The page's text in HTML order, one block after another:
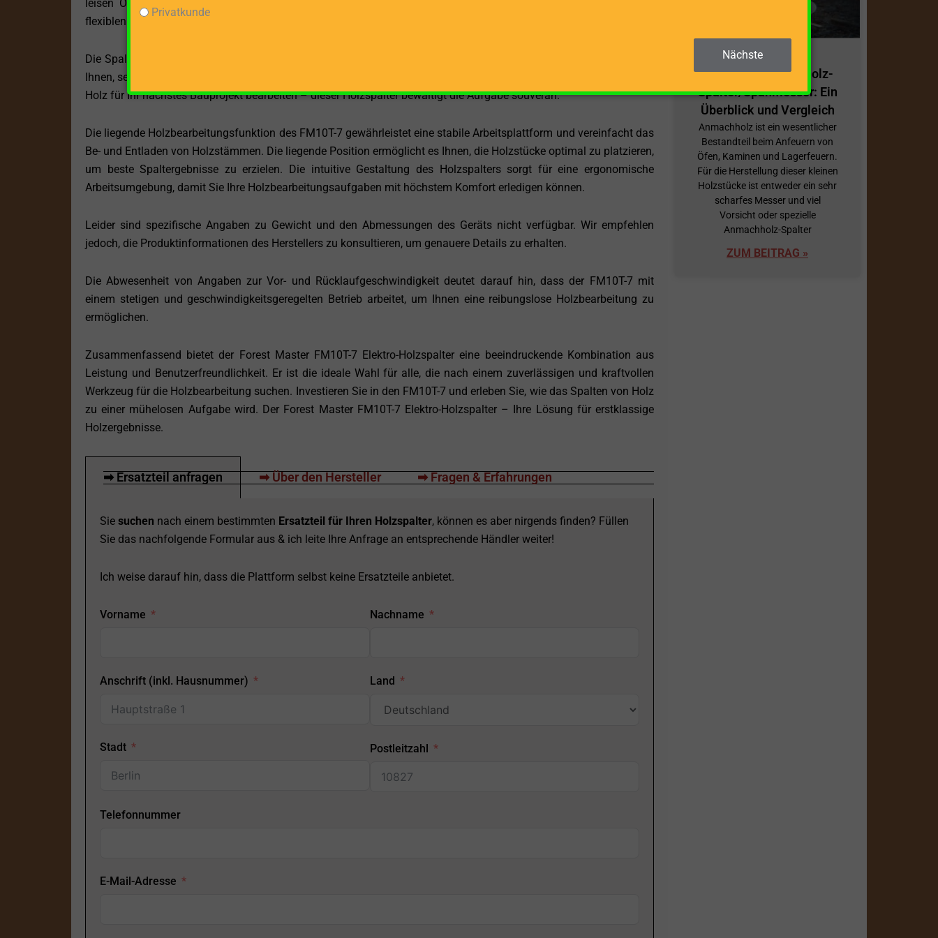
leisen Option suchen, die dennoch überzeugende Leistung bietet. Die 230-Volt-Netzspannung ermöglicht einen
flexiblen Einsatz an verschiedenen Orten und macht den Holzspalter unabhängig von einem Verbrennungsmotor.
Die Spaltkraft des FM10T-7 ist beeindruckend und erreicht bis zu 7 Tonnen. Diese Leistungsfähigkeit ermöglicht es
Ihnen, selbst hartes Holz mit minimalem Aufwand zu spalten. Egal, ob Sie Brennholz für den Kamin vorbereiten oder
Holz für Ihr nächstes Bauprojekt bearbeiten – dieser Holzspalter bewältigt die Aufgabe souverän.
Die liegende Holzbearbeitungsfunktion des FM10T-7 gewährleistet eine stabile Arbeitsplattform und vereinfacht das
Be- und Entladen von Holzstämmen. Die liegende Position ermöglicht es Ihnen, die Holzstücke optimal zu platzieren,
um beste Spaltergebnisse zu erzielen. Die intuitive Gestaltung des Holzspalters sorgt für eine ergonomische
Arbeitsumgebung, damit Sie Ihre Holzbearbeitungsaufgaben mit höchstem Komfort erledigen können.
Leider sind spezifische Angaben zu Gewicht und den Abmessungen des Geräts nicht verfügbar. Wir empfehlen
jedoch, die Produktinformationen des Herstellers zu konsultieren, um genauere Details zu erhalten.
Die Abwesenheit von Angaben zur Vor- und Rücklaufgeschwindigkeit deutet darauf hin, dass der FM10T-7 mit
einem stetigen und geschwindigkeitsgeregelten Betrieb arbeitet, um Ihnen eine reibungslose Holzbearbeitung zu
ermöglichen.
Zusammenfassend bietet der Forest Master FM10T-7 Elektro-Holzspalter eine beeindruckende Kombination aus
Leistung und Benutzerfreundlichkeit. Er ist die ideale Wahl für alle, die nach einem zuverlässigen und kraftvollen
Werkzeug für die Holzbearbeitung suchen. Investieren Sie in den FM10T-7 und erleben Sie, wie das Spalten von Holz
zu einer mühelosen Aufgabe wird. Der Forest Master FM10T-7 Elektro-Holzspalter – Ihre Lösung für erstklassige
Holzergebnisse.
➡ Ersatzteil anfragen ➡ Über den Hersteller ➡ Fragen & Erfahrungen
Sie suchen nach einem bestimmten Ersatzteil für Ihren Holzspalter, können es aber nirgends finden? Füllen
Sie das nachfolgende Formular aus & ich leite Ihre Anfrage an entsprechende Händler weiter!
Ich weise darauf hin, dass die Plattform selbst keine Ersatzteile anbietet.
Vorname Nachname
Anschrift (inkl. Hausnummer)
Stadt
Land
Postleitzahl
Telefonnummer
E-Mail-Adresse
Effiziente Anmachholz-
Spalter/Spanmesser: Ein
Überblick und Vergleich
Anmachholz ist ein wesentlicher
Bestandteil beim Anfeuern von
Öfen, Kaminen und Lagerfeuern.
Für die Herstellung dieser kleinen
Holzstücke ist entweder ein sehr
scharfes Messer und viel
Vorsicht oder spezielle
Anmachholz-Spalter
ZUM BEITRAG »
Privatkunde
Nächste